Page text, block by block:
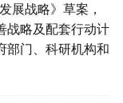
展战略》草案，
战略及配套行动计
部门、科研机构和